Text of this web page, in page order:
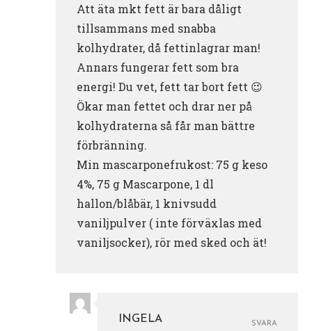
Att äta mkt fett är bara dåligt
tillsammans med snabba
kolhydrater, då fettinlagrar man!
Annars fungerar fett som bra
energi! Du vet, fett tar bort fett 😉
Ökar man fettet och drar ner på
kolhydraterna så får man bättre
förbränning.
Min mascarponefrukost: 75 g keso
4%, 75 g Mascarpone, 1 dl
hallon/blåbär, 1 knivsudd
vaniljpulver ( inte förväxlas med
vaniljsocker), rör med sked och ät!
INGELA
SVARA